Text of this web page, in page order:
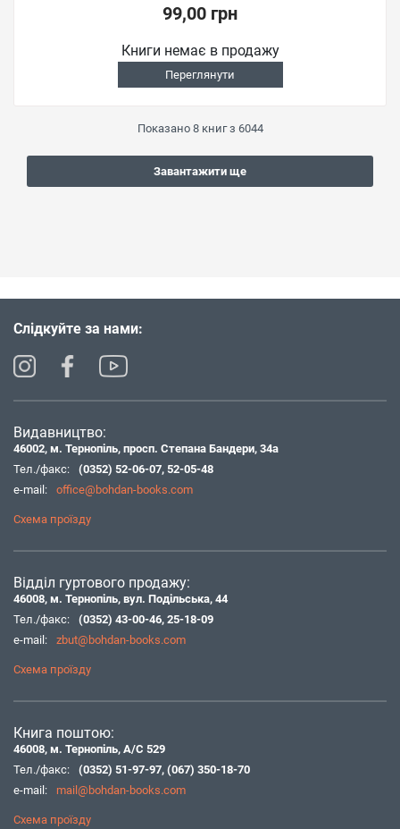
99,00 грн
Книги немає в продажу
Переглянути
Показано 8книг з 6044
Завантажити ще
Слідкуйте за нами:
Видавництво:
46002, м. Тернопіль, просп. Степана Бандери, 34а
Тел./факс:
(0352) 52-06-07, 52-05-48
e-mail:
office@bohdan-books.com
Схема проїзду
Відділ гуртового продажу:
46008, м. Тернопіль, вул. Подільська, 44
Тел./факс:
(0352) 43-00-46, 25-18-09
e-mail:
zbut@bohdan-books.com
Схема проїзду
Книга поштою:
46008, м. Тернопіль, А/С 529
Тел./факс:
(0352) 51-97-97, (067) 350-18-70
e-mail:
mail@bohdan-books.com
Схема проїзду